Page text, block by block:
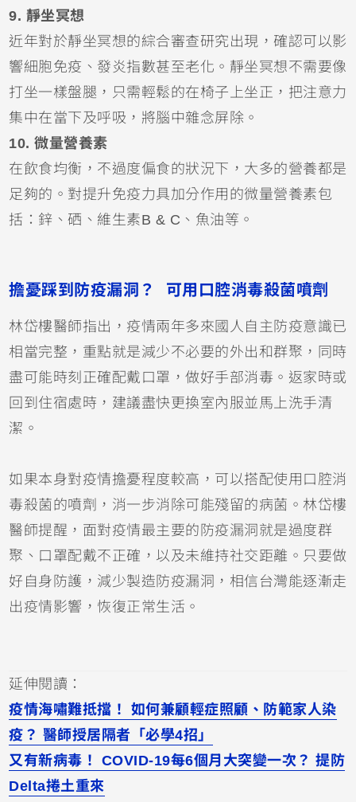
9. 靜坐冥想
近年對於靜坐冥想的綜合審查研究出現，確認可以影
響細胞免疫、發炎指數甚至老化。靜坐冥想不需要像
打坐一樣盤腿，只需輕鬆的在椅子上坐正，把注意力
集中在當下及呼吸，將腦中雜念屏除。
10. 微量營養素
在飲食均衡，不過度偏食的狀況下，大多的營養都是
足夠的。對提升免疫力具加分作用的微量營養素包
括：鋅、硒、維生素B & C、魚油等。
擔憂踩到防疫漏洞？ 可用口腔消毒殺菌噴劑
林岱樓醫師指出，疫情兩年多來國人自主防疫意識已
相當完整，重點就是減少不必要的外出和群聚，同時
盡可能時刻正確配戴口罩，做好手部消毒。返家時或
回到住宿處時，建議盡快更換室內服並馬上洗手清
潔。
如果本身對疫情擔憂程度較高，可以搭配使用口腔消
毒殺菌的噴劑，消一步消除可能殘留的病菌。林岱樓
醫師提醒，面對疫情最主要的防疫漏洞就是過度群
聚、口罩配戴不正確，以及未維持社交距離。只要做
好自身防護，減少製造防疫漏洞，相信台灣能逐漸走
出疫情影響，恢復正常生活。
延伸閱讀：
疫情海嘯難抵擋！ 如何兼顧輕症照顧、防範家人染
疫？ 醫師授居隔者「必學4招」
又有新病毒！ COVID-19每6個月大突變一次？ 提防
Delta捲土重來